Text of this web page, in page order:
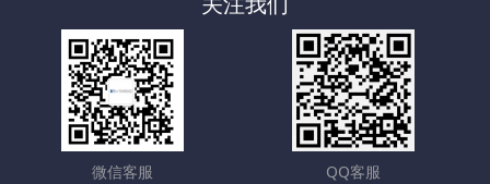
微信客服 QQ客服